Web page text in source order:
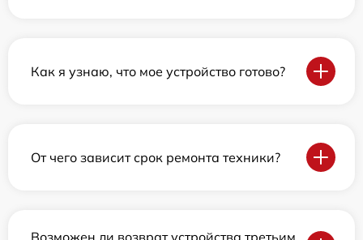
Как я узнаю, что мое устройство готово?
От чего зависит срок ремонта техники?
Возможен ли возврат устройства третьим